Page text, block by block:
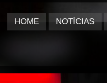
HOME NOTÍCIAS